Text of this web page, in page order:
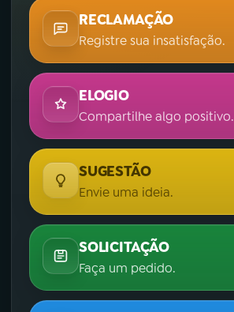
RECLAMAÇÃO
Registre sua insatisfação.
ELOGIO
Compartilhe algo positivo.
SUGESTÃO
Envie uma ideia.
SOLICITAÇÃO
Faça um pedido.